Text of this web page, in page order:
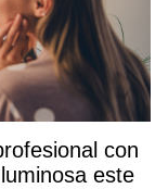
con
este